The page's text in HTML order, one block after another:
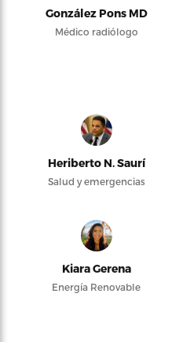
González Pons MD
Médico radiólogo
Heriberto N. Saurí
Salud y emergencias
Kiara Gerena
Energía Renovable